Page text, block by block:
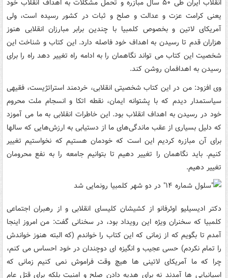
انقلاب ایران طی ۵۰ سال مبازره و تحمل مشکلات به اهداف انقلاب خود
یعنی کرامت عزت و عدالت و صلح و ثبات در کشور رسیده است، ولی
آمریکای لاتین و بخصوص کلمبیا با چندین برابر مبارزان انقلابی هنوز
هزاران قدم تا رسیدن به اهداف خود فاصله دارد. این کتاب و شناخت این
شخصیت این کتاب می تواند نگاهمان را به ادامه راه تغییر دهد راه را برای
رسیدن به اهدافمان روشن کند. ‌
وی افزود: من در این کتاب شخصیتی انقلابی، خردمند استراتژیست، فقیهی
سیاستمدار دیدم که با پشتوانه ایمان، نقطه اتکا و انسجام ملت محروم
خود در رسیدن به اهداف انقلاب بود. این خاطرات انقلابی به ما می آموزد
که دلیل بسیاری از عقب ماندگی‌های ما از دستیابی به ارزش‌هایی که سالها
برای آن مبازره کردیم این است که خودمان هستیم که نخواستیم تغییر
کنیم. باید نگاهمان را تغییر دهیم تا بتوانیم جامعه را به نفع محرومان
تغییر دهیم.
دکتر ادیسیلیو اوئرفانو از کشیشان کلیسای انقلابی و از رهبران اجتماعی
کلمبیا که سخنران ویژه این رویداد بود، در سخنانی گفت: من امروز اینجا
آمدم تا بگویم که از زمانی که این کتاب را خواندم (که البته هنوز خواندش
را تمام نکردم) حسی عجیب و انگیزه ای دوچندان در خود احساس می کنم،
چرا که ما آمریکای لاتینی ها هیچ وقت فراموش نمی کنیم زمانی که
اسپانیایی ها آمدند نه برای هدیه دادن صلح و امنیت بلکه برای قتل عام